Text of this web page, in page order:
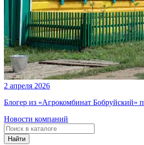
2 апреля 2026
Блогер из «Агрокомбинат Бобруйский»
Новости компаний
Найти